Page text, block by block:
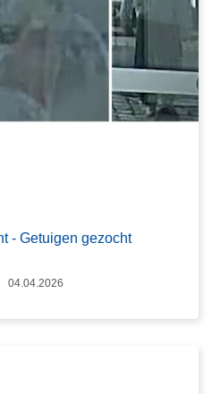
- Getuigen gezocht
04.04.2026